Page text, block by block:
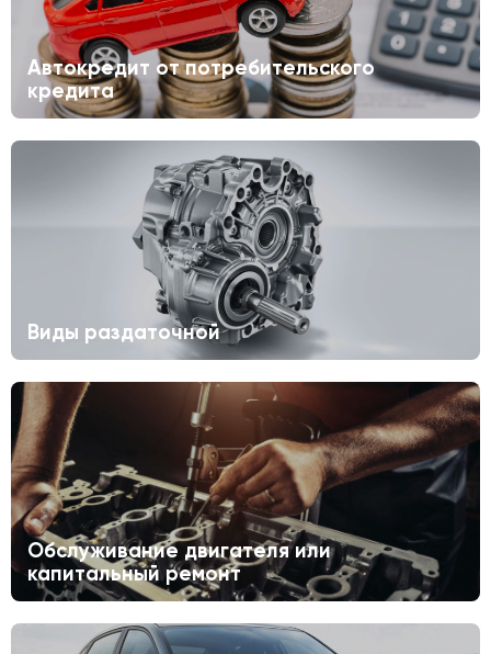
Автокредит от потребительского
кредита
Виды раздаточной
Обслуживание двигателя или
капитальный ремонт